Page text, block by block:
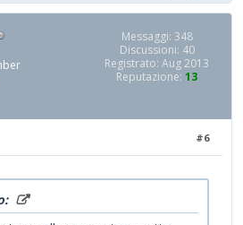
Messaggi: 348
Discussioni: 40
Registrato: Aug 2013
Reputazione: 13
#6